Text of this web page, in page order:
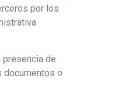
por los
presencia de
documentos o